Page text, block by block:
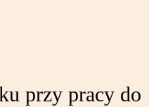
przy pracy do